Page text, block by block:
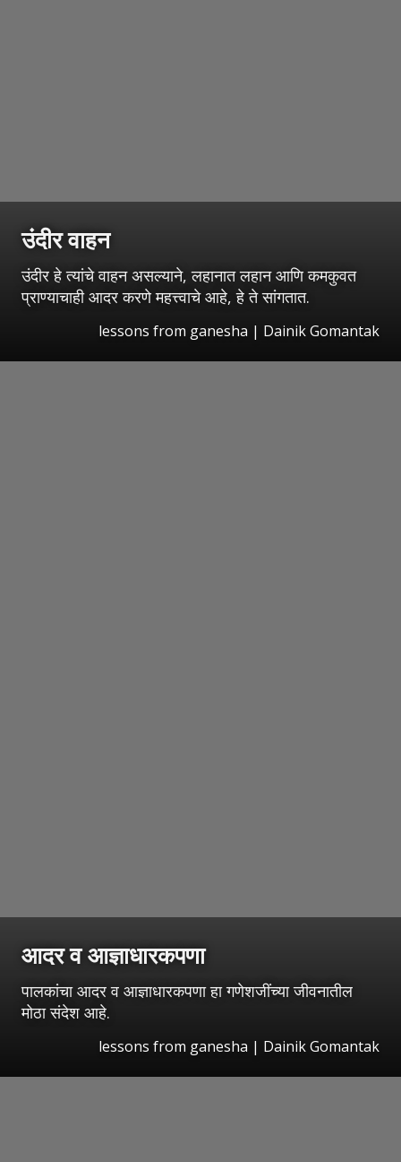
उंदीर वाहन
उंदीर हे त्यांचे वाहन असल्याने, लहानात लहान आणि कमकुवत
प्राण्याचाही आदर करणे महत्त्वाचे आहे, हे ते सांगतात.
lessons from ganesha | Dainik Gomantak
आदर व आज्ञाधारकपणा
पालकांचा आदर व आज्ञाधारकपणा हा गणेशजींच्या जीवनातील
मोठा संदेश आहे.
lessons from ganesha | Dainik Gomantak